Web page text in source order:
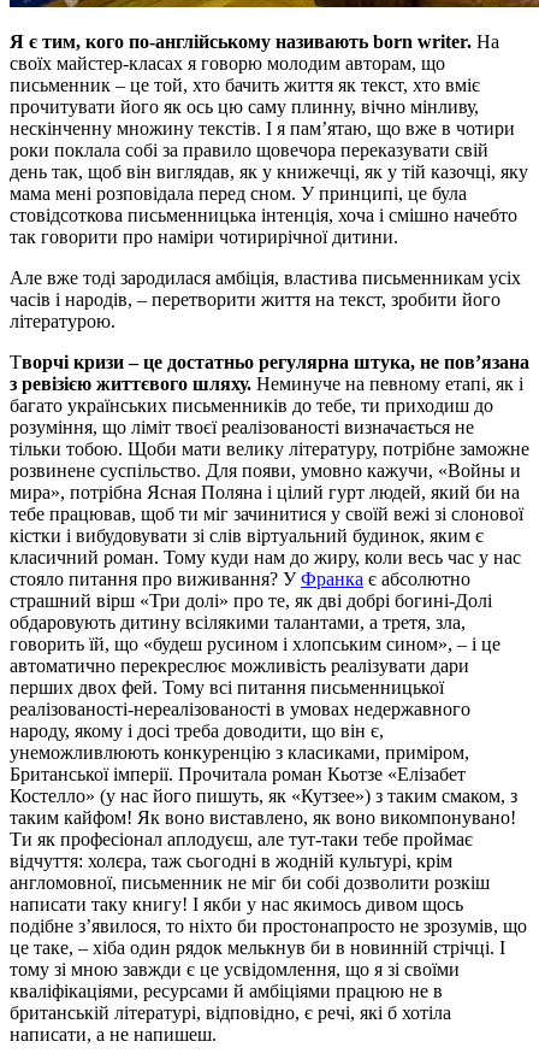
Я є тим, кого по-англійському називають born writer. На
своїх майстер-класах я говорю молодим авторам, що
письменник – це той, хто бачить життя як текст, хто вміє
прочитувати його як ось цю саму плинну, вічно мінливу,
нескінченну множину текстів. І я пам’ятаю, що вже в чотири
роки поклала собі за правило щовечора переказувати свій
день так, щоб він виглядав, як у книжечці, як у тій казочці, яку
мама мені розповідала перед сном. У принципі, це була
стовідсоткова письменницька інтенція, хоча і смішно начебто
так говорити про наміри чотирирічної дитини.
Але вже тоді зародилася амбіція, властива письменникам усіх
часів і народів, – перетворити життя на текст, зробити його
літературою.
Творчі кризи – це достатньо регулярна штука, не пов’язана
з ревізією життєвого шляху. Неминуче на певному етапі, як і
багато українських письменників до тебе, ти приходиш до
розуміння, що ліміт твоєї реалізованості визначається не
тільки тобою. Щоби мати велику літературу, потрібне заможне
розвинене суспільство. Для появи, умовно кажучи, «Войны и
мира», потрібна Ясная Поляна і цілий гурт людей, який би на
тебе працював, щоб ти міг зачинитися у своїй вежі зі слонової
кістки і вибудовувати зі слів віртуальний будинок, яким є
класичний роман. Тому куди нам до жиру, коли весь час у нас
стояло питання про виживання? УФранка є абсолютно
страшний вірш «Три долі» про те, як дві добрі богині-Долі
обдаровують дитину всілякими талантами, а третя, зла,
говорить їй, що «будеш русином і хлопським сином», – і це
автоматично перекреслює можливість реалізувати дари
перших двох фей. Тому всі питання письменницької
реалізованості-нереалізованості в умовах недержавного
народу, якому і досі треба доводити, що він є,
унеможливлюють конкуренцію з класиками, приміром,
Британської імперії. Прочитала роман Кьотзе «Елізабет
Костелло» (у нас його пишуть, як «Кутзее») з таким смаком, з
таким кайфом! Як воно виставлено, як воно викомпонувано!
Ти як професіонал аплодуєш, але тут-таки тебе проймає
відчуття: холєра, таж сьогодні в жодній культурі, крім
англомовної, письменник не міг би собі дозволити розкіш
написати таку книгу! І якби у нас якимось дивом щось
подібне з’явилося, то ніхто би простонапросто не зрозумів, що
це таке, – хіба один рядок мелькнув би в новинній стрічці. І
тому зі мною завжди є це усвідомлення, що я зі своїми
кваліфікаціями, ресурсами й амбіціями працюю не в
британській літературі, відповідно, є речі, які б хотіла
написати, а не напишеш.